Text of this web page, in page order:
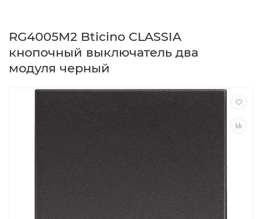
RG4005M2 Bticino CLASSIA
кнопочный выключатель два
модуля черный